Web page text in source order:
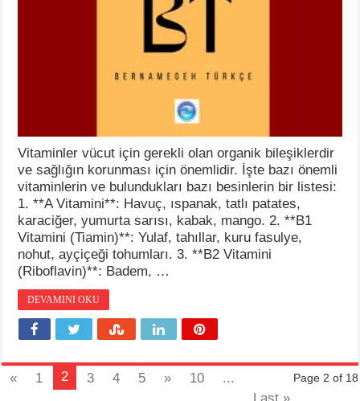
Vitaminler vücut için gerekli olan organik bileşiklerdir
ve sağlığın korunması için önemlidir. İşte bazı önemli
vitaminlerin ve bulundukları bazı besinlerin bir listesi:
1. **A Vitamini**: Havuç, ıspanak, tatlı patates,
karaciğer, yumurta sarısı, kabak, mango. 2. **B1
Vitamini (Tiamin)**: Yulaf, tahıllar, kuru fasulye,
nohut, ayçiçeği tohumları. 3. **B2 Vitamini
(Riboflavin)**: Badem, …
DEVAMINI OKU
Page 2 of 18
« 1 2 3 4 5 » 10
...